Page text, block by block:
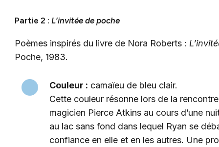
Partie 2 : L’invitée de poche
Poèmes inspirés du livre de Nora Roberts :
Poche, 1983.
Couleur : camaïeu de bleu clair.
Cette couleur résonne lors de la
magicien Pierce Atkins au cours d’une
au lac sans fond dans lequel Ryan se
confiance en elle et en les autres. Une